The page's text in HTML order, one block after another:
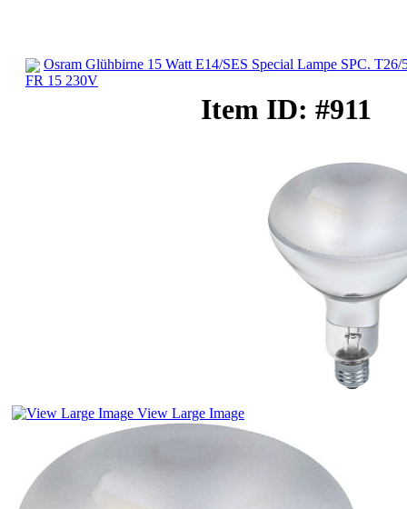
Osram Glühbirne 15 Watt E14/SES Special Lampe SPC. T26/
FR 15 230V
Item ID: #911
View Large Image